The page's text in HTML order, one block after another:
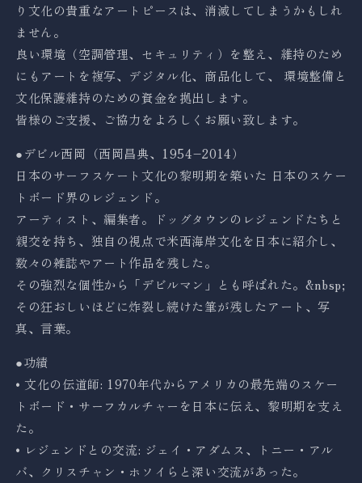
り文化の貴重なアートピースは、消滅してしまうかもしれ
ません。
良い環境（空調管理、セキュリティ）を整え、維持のため
にもアートを複写、デジタル化、商品化して、 環境整備と
文化保護維持のための資金を拠出します。
皆様のご支援、ご協力をよろしくお願い致します。
●デビル西岡（西岡昌典、1954–2014）
日本のサーフスケート文化の黎明期を築いた 日本のスケー
トボード界のレジェンド。
アーティスト、編集者。ドッグタウンのレジェンドたちと
親交を持ち、独自の視点で米西海岸文化を日本に紹介し、
数々の雑誌やアート作品を残した。
その強烈な個性から「デビルマン」とも呼ばれた。&nbsp;
その狂おしいほどに炸裂し続けた筆が残したアート、写
真、言葉。
●功績
• 文化の伝道師: 1970年代からアメリカの最先端のスケー
トボード・サーフカルチャーを日本に伝え、黎明期を支え
た。
• レジェンドとの交流: ジェイ・アダムス、トニー・アル
バ、クリスチャン・ホソイらと深い交流があった。